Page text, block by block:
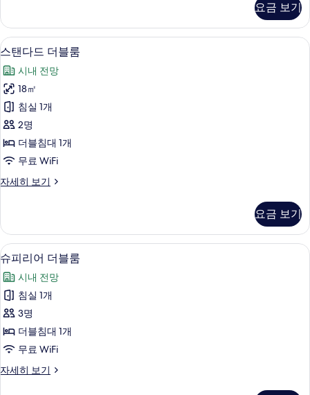
두
보
기
더
블
룸
세
히
보
기
요금 보기
스
탠
다
드
더
블
룸
진
두
보
기
스탠다드 더블룸 | 미니바, 객실 내 금
5
스탠다드 더블룸
시내 전망
18㎡
침실 1개
2명
더블침대 1개
무료 WiFi
자세히 보기
스
더
블
룸
자
세
히
보
기
요금 보기
슈
피
리
어
더
블
사
슈피리어 더블룸 | 미니바, 객실 내 금
8
슈피리어 더블룸
시내 전망
침실 1개
3명
더블침대 1개
무료 WiFi
자세히 보기
슈